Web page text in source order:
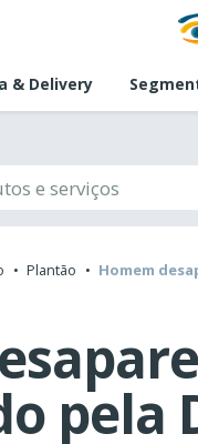
& Delivery
Plantão Homem
pela